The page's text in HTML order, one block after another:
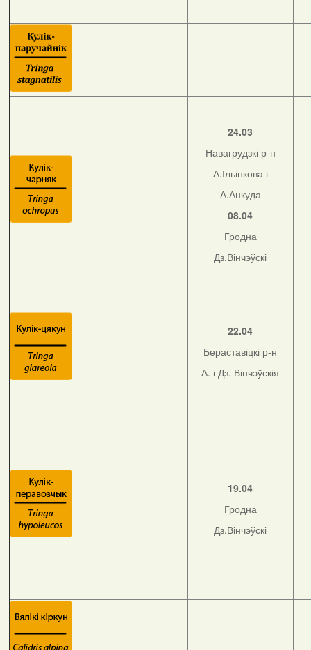
24.03
Навагрудзкі р-н
А.Ільінкова і
А.Анкуда
08.04
Гродна
Дз.Вінчэўскі
22.04
Бераставіцкі р-н
А. і Дз. Вінчэўскія
19.04
Гродна
Дз.Вінчэўскі